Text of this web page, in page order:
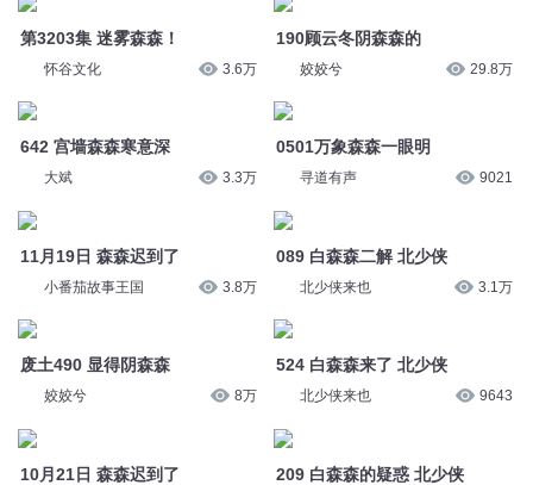
第3203集 迷雾森森！
怀谷文化 3.6万
642 宫墙森森寒意深
大斌 3.3万
11月19日 森森迟到了
小番茄故事王国 3.8万
废土490 显得阴森森
姣姣兮 8万
10月21日 森森迟到了
190顾云冬阴森森的
姣姣兮 29.8万
0501万象森森一眼明
寻道有声 9021
089 白森森二解 北少侠
北少侠来也 3.1万
524 白森森来了 北少侠
北少侠来也 9643
209 白森森的疑惑 北少侠